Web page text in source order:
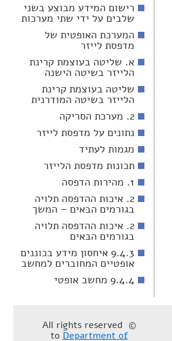
רישום המידע מבוצע בשני
שלבים על ידי שתי מערכות
המערכת האופטית של
מדפסת לייזר
א. שליטה בעוצמת קרינת
הלייזר בשיטה הישנה
שליטה בעוצמת קרינת
הלייזר בשיטה המודרנית
2. מערכת הסריקה
נתונים על מדפסת לייזר
מגמות לעתיד
תכונות מדפסת הלייזר
1. מהירות הדפסה
2. איכות ההדפסה תלויה
בגורמים הבאים – המשך
2. איכות ההדפסה תלויה
בגורמים הבאים
9.4.3 איחסון מידע בכוננים
אופטיים המחוברים למחשב
9.4.4 מחשב אופטי
© All rights reserved
to Department of